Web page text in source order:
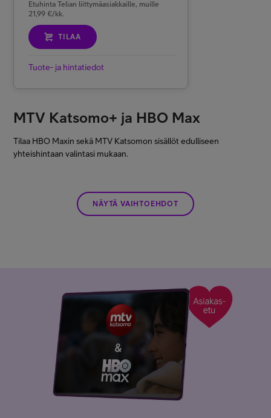
Etuhinta Telian liittymäasiakkaille, muille
21,99 €/kk.
TILAA
Tuote- ja hintatiedot
MTV Katsomo+ ja HBO Max
Tilaa HBO Maxin sekä MTV Katsomon sisällöt edulliseen
yhteishintaan valintasi mukaan.
NÄYTÄ VAIHTOEHDOT